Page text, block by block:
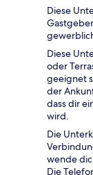
Diese
Diese
oder
geeignet
der
dass dir
wird.
Die
wende
Die